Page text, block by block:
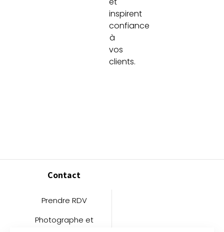
inspirent
confiance
à
vos
clients.
Contact
Prendre RDV
Photographe et